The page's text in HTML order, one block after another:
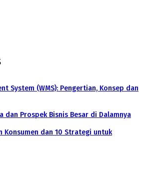
System (WMS): Pengertian, Konsep dan
dan Prospek Bisnis Besar di Dalamnya
Konsumen dan 10 Strategi untuk